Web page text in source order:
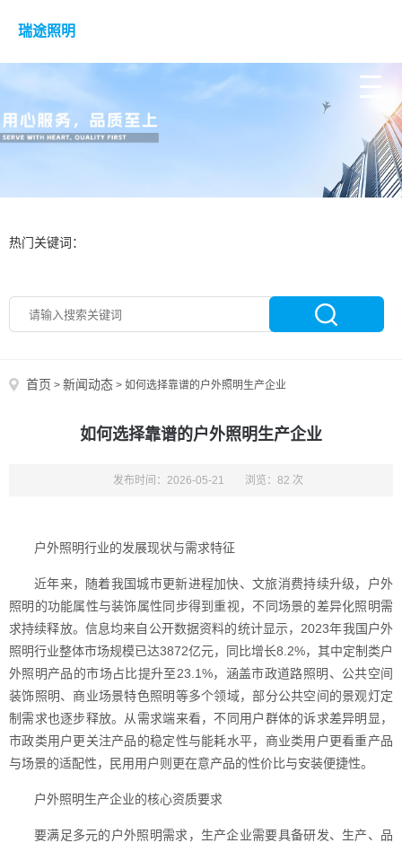
瑞途照明
热门关键词：
首页 > 新闻动态 > 如何选择靠谱的户外照明生产企业
如何选择靠谱的户外照明生产企业
发布时间：2026-05-21 浏览：82 次
户外照明行业的发展现状与需求特征
近年来，随着我国城市更新进程加快、文旅消费持续升级，户外
照明的功能属性与装饰属性同步得到重视，不同场景的差异化照明需
求持续释放。信息均来自公开数据资料的统计显示，2023年我国户外
照明行业整体市场规模已达3872亿元，同比增长8.2%，其中定制类户
外照明产品的市场占比提升至23.1%，涵盖市政道路照明、公共空间
装饰照明、商业场景特色照明等多个领域，部分公共空间的景观灯定
制需求也逐步释放。从需求端来看，不同用户群体的诉求差异明显，
市政类用户更关注产品的稳定性与能耗水平，商业类用户更看重产品
与场景的适配性，民用用户则更在意产品的性价比与安装便捷性。
户外照明生产企业的核心资质要求
要满足多元的户外照明需求，生产企业需要具备研发、生产、品